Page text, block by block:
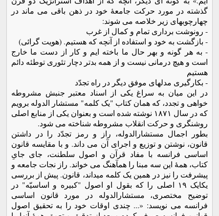
گذشته در مورد حرکت جامعۀ خود در ذهن باقی می ماند در
چهارچوبهای زیر خلاصه می شوند:
- رونوشت برداری تمام و کمال از غرب
- بازگشت به خود و استفاده از آنچه که هستیم. (هویت گرائی)
- به هر گونه و بهر حال ما باخته ایم و کار از دست ما خارج
است و هیچ درمانی نیست و از همه بدتر دچار تئوری توطئه دائم
هستیم
- بکارگیری مدلهای موفق دیگر در راه تجدّد
در این میان به سراغ یکی از اسناد معتبر جنبش مشروطه
خواهی و تجدد، که همان کتاب "یک کلمه" مستشار الدوله برویم
که در سال ١٨٧١ نوشته شده است و بعنوان یکی از منابع اصلی
روشنگری و حرکت انقلاب مشروطه شناخته می شود.
بطور اجمال مستشارالدوله، راز و رمز تجدّد را در داشتن
قانون، نوشتن و توزیع و اجرای آن می داند. و با مقایسه قانون
اساسی فرانسه با مفاد قرآن و اصول سلطنت، جای جایِ
کتاب، همۀ این سه مبنا را همآهنگ می خواند. راز نجات جامعه و
پیشرفت را نیز در همین یک کلمه میداند، قانون. پیش از بررسی
یکایک ١٩ اصلی را که بقول او اصول "کبیره و اساسیّه" در
توضیح مختصری، مستشارالدوله در مورد قانون اساسی
فرانسه می نویسد: «... چندی اوقات خود را به تحقیق اصول